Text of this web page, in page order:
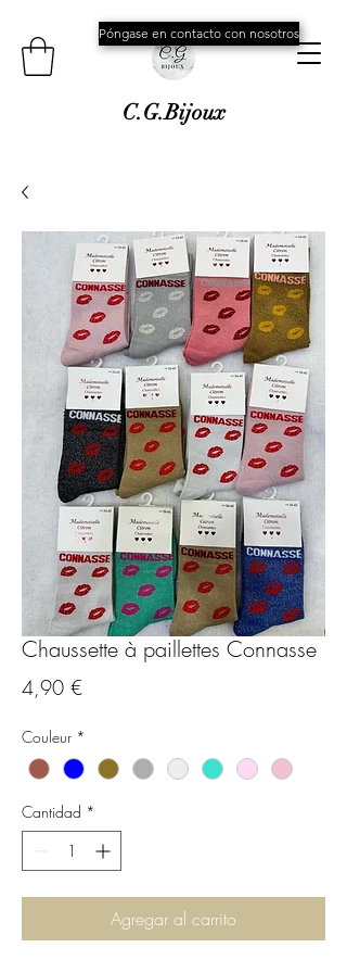
C.G.Bijoux
Póngase en contacto con nosotros
Chaussette à paillettes Connasse
4,90 €
Couleur *
Cantidad *
Agregar al carrito